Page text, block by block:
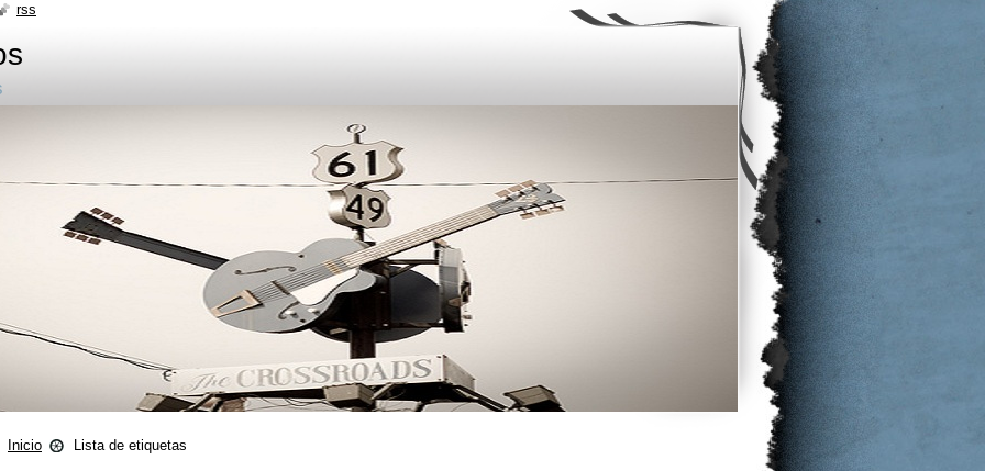
Inicio Lista de etiquetas
rss